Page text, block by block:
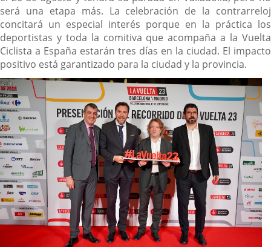
será una etapa más. La celebración de la contrarreloj
concitará un especial interés porque en la práctica los
deportistas y toda la comitiva que acompaña a la Vuelta
Ciclista a España estarán tres días en la ciudad. El impacto
positivo está garantizado para la ciudad y la provincia.